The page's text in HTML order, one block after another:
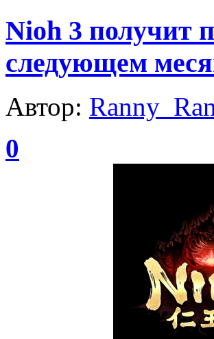
Nioh 3 получит
следующем
Автор:
0